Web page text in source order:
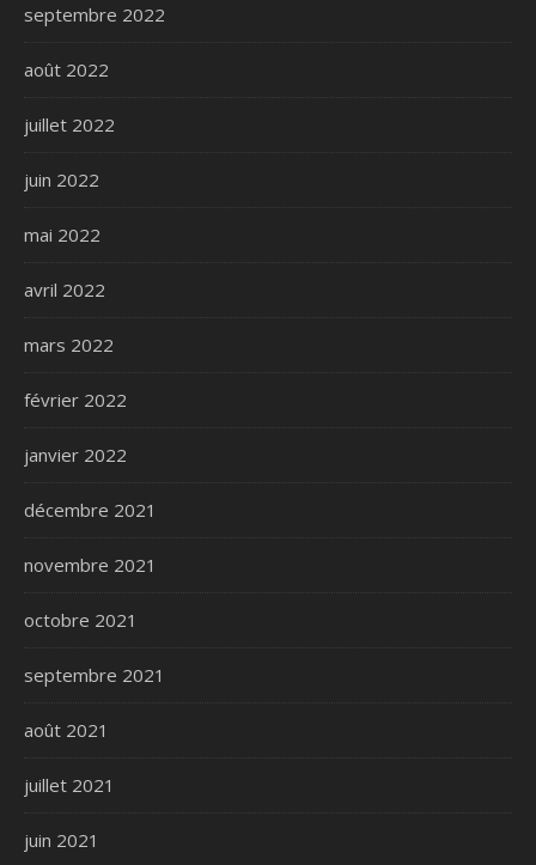
septembre 2022
août 2022
juillet 2022
juin 2022
mai 2022
avril 2022
mars 2022
février 2022
janvier 2022
décembre 2021
novembre 2021
octobre 2021
septembre 2021
août 2021
juillet 2021
juin 2021